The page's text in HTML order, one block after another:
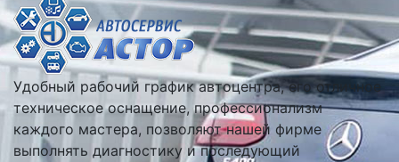
Удобный рабочий график автоцентра, его отличное
техническое оснащение, профессионализм
каждого мастера, позволяют нашей фирме
выполнять диагностику и последующий